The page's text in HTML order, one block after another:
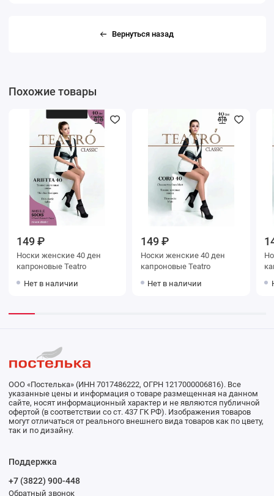
Вернуться назад
Похожие товары
149 ₽
Носки женские 40 ден
капроновые Teatro
Нет в наличии
149 ₽
Носки женские 40 ден
капроновые Teatro
Нет в наличии
Носки
ООО «Постелька» (ИНН 7017486222, ОГРН 1217000006816). Все
указанные цены и информация о товаре размещенная на данном
сайте, носят информационный характер и не являются публичной
офертой (в соответствии со ст. 437 ГК РФ). Изображения товаров
могут отличаться от реального внешнего вида товаров как по цвету,
так и по дизайну.
Поддержка
+7 (3822) 900-448
Обратный звонок